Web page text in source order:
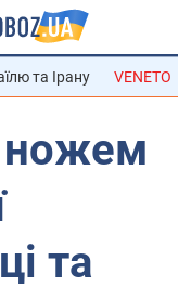
та Ірану VENETO
ножем
та